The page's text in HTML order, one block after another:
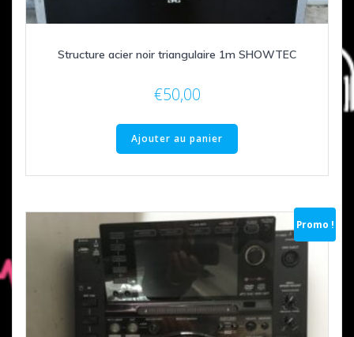
Structure acier noir triangulaire 1m SHOWTEC
€50,00
Ajouter au panier
Promo !